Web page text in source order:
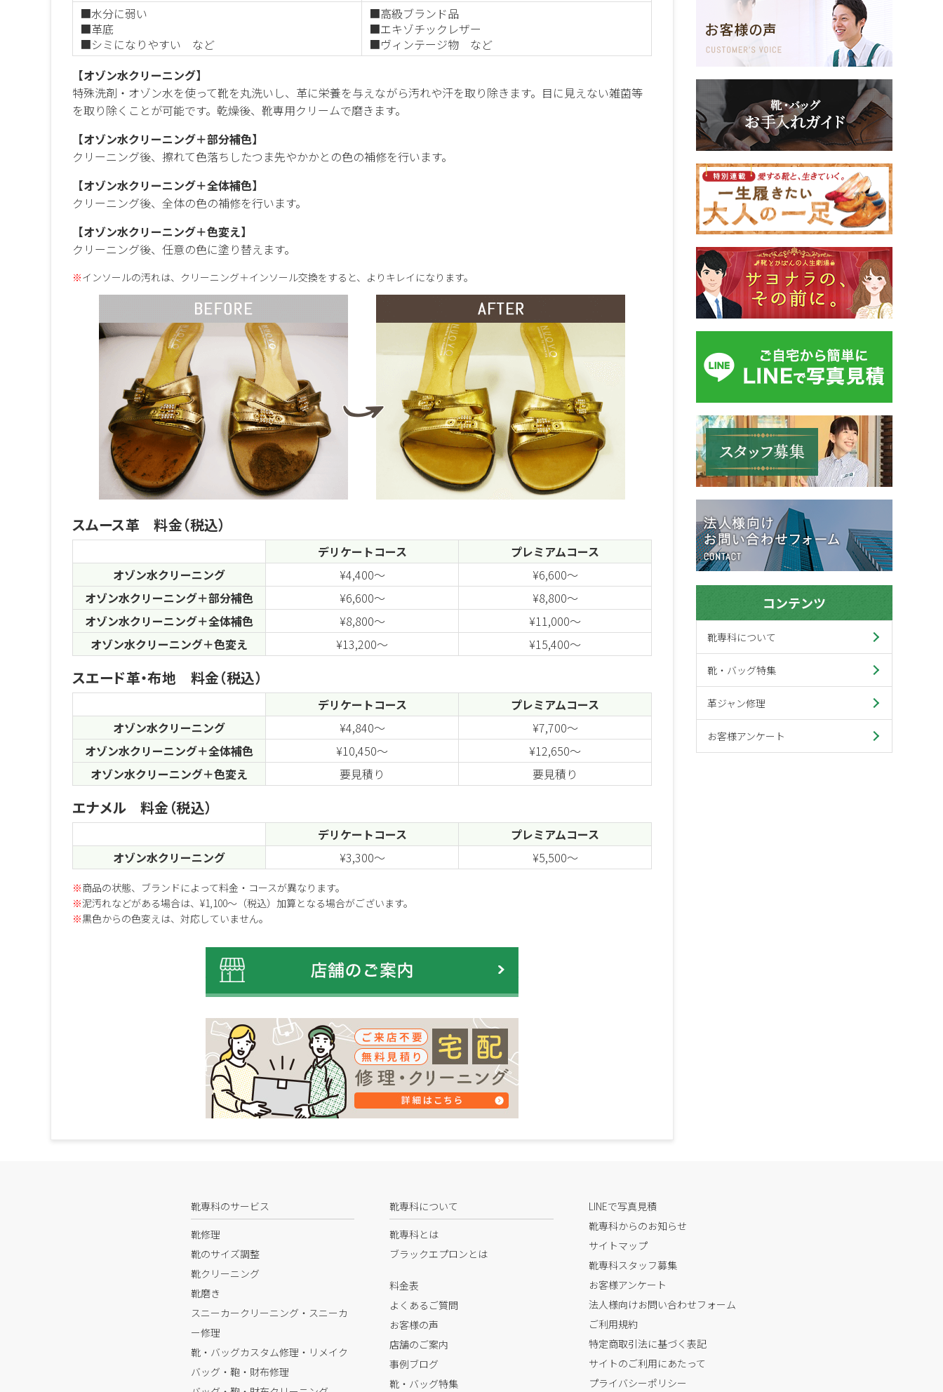
■水分に弱い
■革底
■シミになりやすい など
■高級ブランド品
■エキゾチックレザー
■ヴィンテージ物 など
【オゾン水クリーニング】
特殊洗剤・オゾン水を使って靴を丸洗いし、革に栄養を与えながら汚れや汗を取り除きます。目に見えない雑菌等
を取り除くことが可能です。乾燥後、靴専用クリームで磨きます。
【オゾン水クリーニング＋部分補色】
クリーニング後、擦れて色落ちしたつま先やかかとの色の補修を行います。
【オゾン水クリーニング＋全体補色】
クリーニング後、全体の色の補修を行います。
【オゾン水クリーニング＋色変え】
クリーニング後、任意の色に塗り替えます。
※インソールの汚れは、クリーニング＋インソール交換をすると、よりキレイになります。
スムース革 料金（税込）
デリケートコース
プレミアムコース
オゾン水クリーニング
¥4,400～
¥6,600～
オゾン水クリーニング＋部分補色
¥6,600～
¥8,800～
オゾン水クリーニング＋全体補色
¥8,800～
¥11,000～
オゾン水クリーニング＋色変え
¥13,200～ ¥15,400～
スエード革・布地 料金（税込）
デリケートコース
プレミアムコース
オゾン水クリーニング
¥4,840～
¥7,700～
オゾン水クリーニング＋全体補色
¥10,450～
¥12,650～
オゾン水クリーニング＋色変え
要見積り 要見積り
エナメル 料金（税込）
デリケートコース
プレミアムコース
オゾン水クリーニング
¥3,300～ ¥5,500～
※商品の状態、ブランドによって料金・コースが異なります。
※泥汚れなどがある場合は、¥1,100～（税込）加算となる場合がございます。
※黒色からの色変えは、対応していません。
コンテンツ
靴専科について
靴・バッグ特集
革ジャン修理
お客様アンケート
靴専科のサービス
靴修理
靴のサイズ調整
靴クリーニング
靴磨き
スニーカークリーニング・スニーカ
ー修理
靴・バッグカスタム修理・リメイク
バッグ・鞄・財布修理
靴専科について
靴専科とは
ブラックエプロンとは
料金表
よくあるご質問
お客様の声
店舗のご案内
事例ブログ
靴・バッグ特集
LINEで写真見積
靴専科からのお知らせ
サイトマップ
靴専科スタッフ募集
お客様アンケート
法人様向けお問い合わせフォーム
ご利用規約
特定商取引法に基づく表記
サイトのご利用にあたって
プライバシーポリシー